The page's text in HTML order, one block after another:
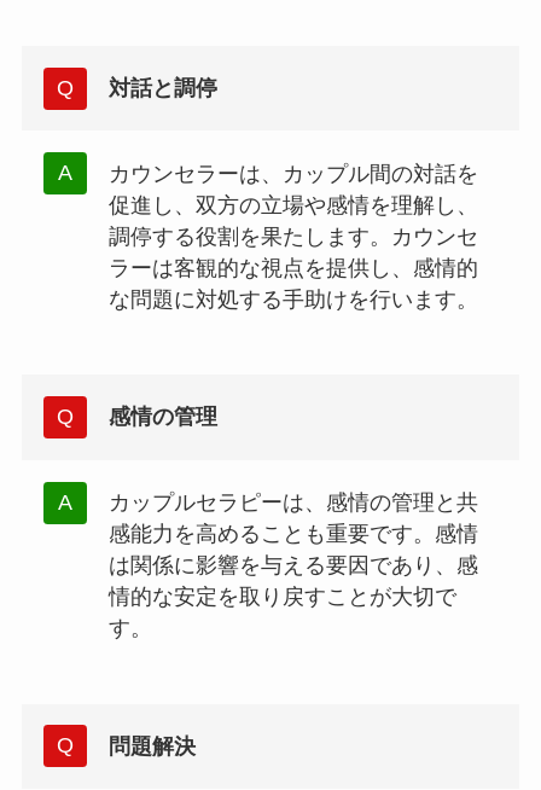
対話と調停
カウンセラーは、カップル間の対話を
促進し、双方の立場や感情を理解し、
調停する役割を果たします。カウンセ
ラーは客観的な視点を提供し、感情的
な問題に対処する手助けを行います。
感情の管理
カップルセラピーは、感情の管理と共
感能力を高めることも重要です。感情
は関係に影響を与える要因であり、感
情的な安定を取り戻すことが大切で
す。
問題解決